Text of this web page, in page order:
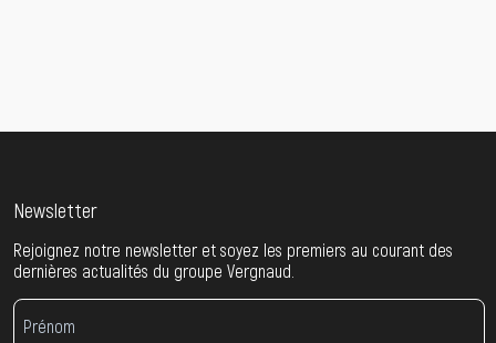
Newsletter
Rejoignez notre newsletter et soyez les premiers au courant des
dernières actualités du groupe Vergnaud.